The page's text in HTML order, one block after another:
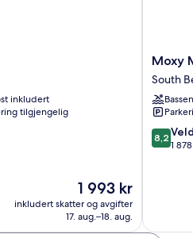
inkludert
tilgjengelig
Prisen
er
1 993 kr
1 993 kr
inkludert skatter og avgifter
17. aug.–18. aug.
Moxy
Miami
South
Beach
South
Beach
Moxy
South
8.2
av
8,2
1